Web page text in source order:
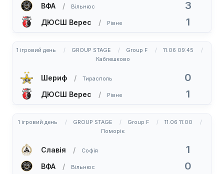
ВФА Вільнюс 3
ДЮСШ Верес Рівне 1
1 ігровий день GROUP STAGE Group F
11.06 09:45
Каблешково
Шериф Тирасполь 0
ДЮСШ Верес Рівне 1
1 ігровий день GROUP STAGE Group F
11.06 11:00
Поморіє
Славія Софія 1
ВФА Вільнюс 0